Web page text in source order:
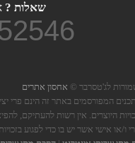
שאלות ?
לג'טסרבר © אחסון אתרים
המפורסמים באתר זה הינם פרי
היוצרים. אין רשות להעתיקם,
ו/או אישי אשר יש בו כדי לפגוע